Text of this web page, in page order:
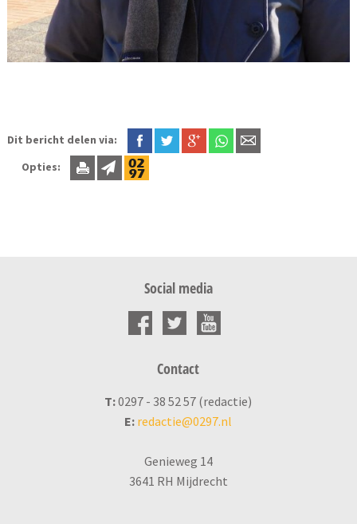
Dit bericht delen via:
Opties:
Social media
Contact
T:0297 - 38 52 57 (redactie)
E: redactie@0297.nl
Genieweg 14
3641 RH Mijdrecht